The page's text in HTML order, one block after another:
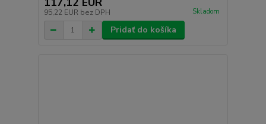
95,22 EUR bez DPH Skladom
Pridať do košíka